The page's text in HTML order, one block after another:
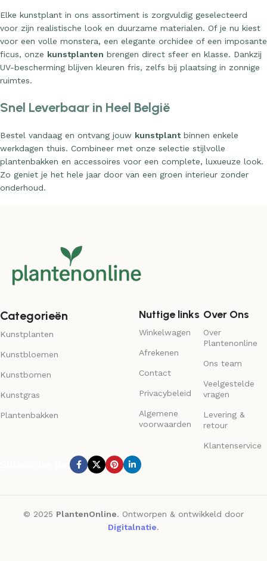
Elke kunstplant in ons assortiment is zorgvuldig geselecteerd
voor zijn realistische look en duurzame materialen. Of je nu kiest
voor een volle monstera, een elegante orchidee of een imposante
ficus, onze kunstplanten brengen direct sfeer en klasse. Dankzij
UV-bescherming blijven kleuren fris, zelfs bij plaatsing in zonnige
ruimtes.
Snel Leverbaar in Heel België
Bestel vandaag en ontvang jouw kunstplantbinnen enkele
werkdagen thuis. Combineer met onze selectie stijlvolle
plantenbakken en accessoires voor een complete, luxueuze look.
Zo geniet je het hele jaar door van een groen interieur zonder
onderhoud.
Categorieën
Kunstplanten
Kunstbloemen
Kunstbomen
Kunstgras
Plantenbakken
Nuttige links
Winkelwagen
Afrekenen
Contact
Privacybeleid
Algemene
voorwaarden
Over Ons
Over
Plantenonline
Ons team
Veelgestelde
vragen
Levering &
retour
Klantenservice
© 2025 PlantenOnline. Ontworpen & ontwikkeld door
Digitalnatie.